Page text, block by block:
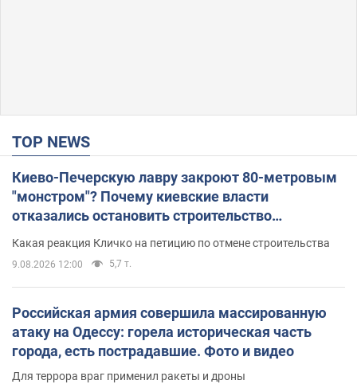
TOP NEWS
Киево-Печерскую лавру закроют 80-метровым
"монстром"? Почему киевские власти
отказались остановить строительство
Какая реакция Кличко на петицию по отмене строительства
9.08.2026 12:00 5,7 т.
Российская армия совершила массированную
атаку на Одессу: горела историческая часть
города, есть пострадавшие. Фото и видео
Для террора враг применил ракеты и дроны